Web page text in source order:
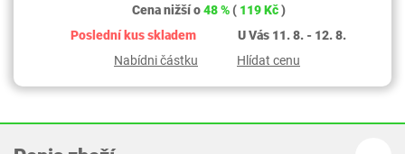
Cena nižší o48 %(119 Kč)
Poslední kus skladem
U Vás 11. 8. - 12. 8.
Nabídni částku
Hlídat cenu